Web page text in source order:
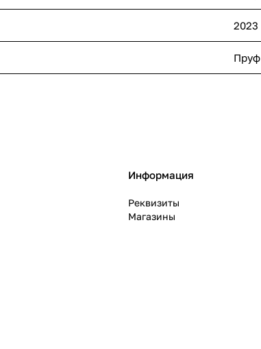
2023
Пруф
Информация
Реквизиты
Магазины